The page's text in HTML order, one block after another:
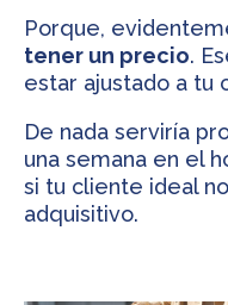
Porque,
tener un precio.
estar ajustado a tu
De nada serviría
una semana en el
si tu cliente ideal
adquisitivo.